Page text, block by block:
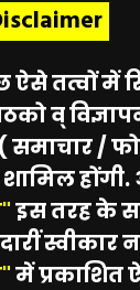
तत्वों में
व्
समाचार /
होंगी.
इस तरह के
स्वीकार
में प्रकाशित